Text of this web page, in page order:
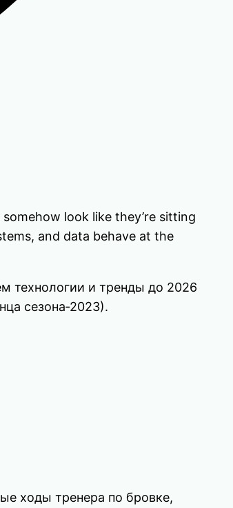
look like they’re sitting
and data behave at the
технологии и тренды до 2026
сезона‑2023).
ходы тренера по бровке,